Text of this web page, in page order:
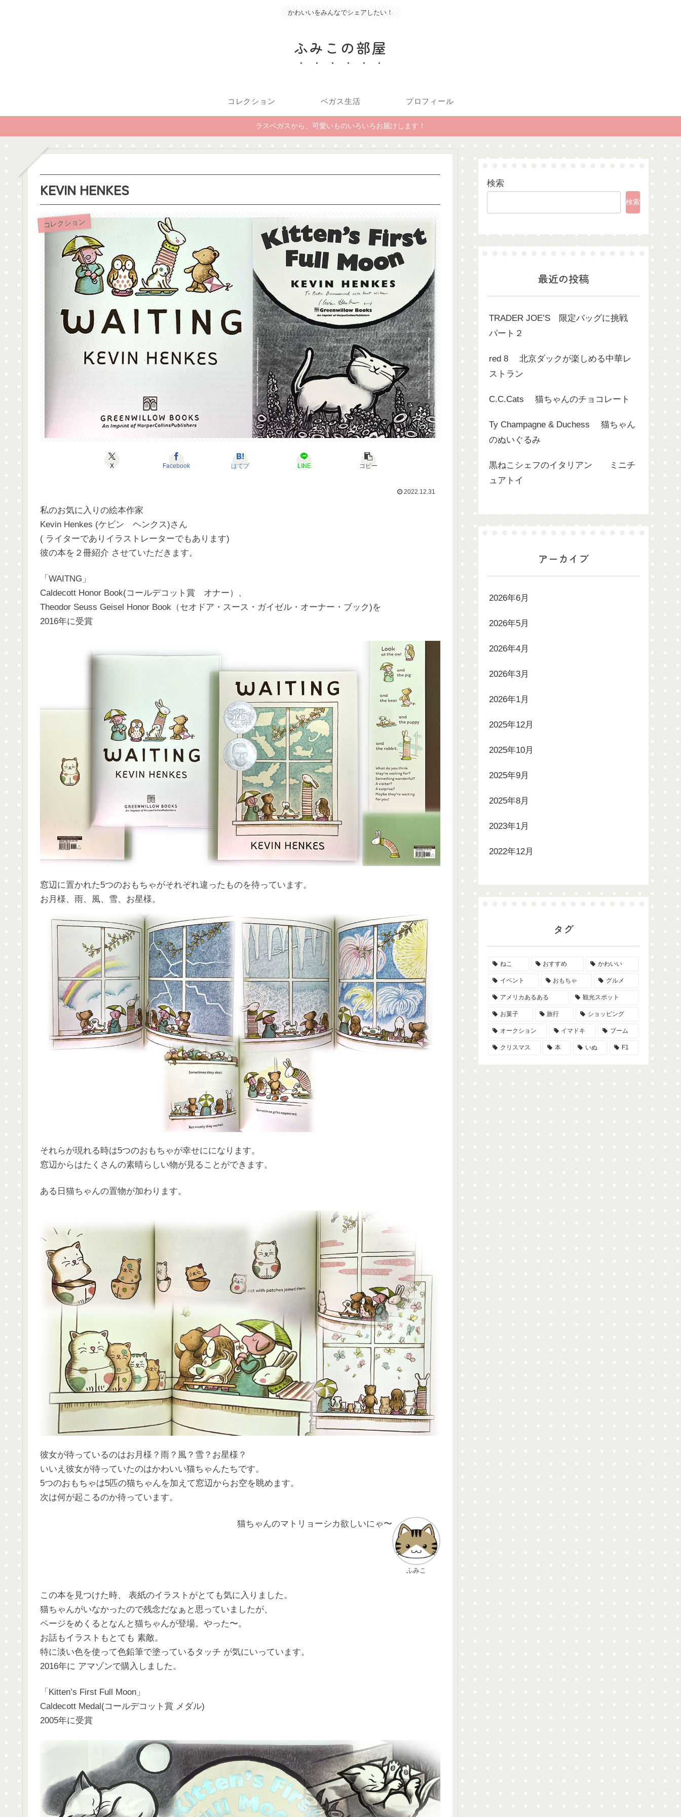
かわいいをみんなでシェアしたい！
ふみこの部屋
コレクション ベガス生活 プロフィール
ラスベガスから、可愛いものいろいろお届けします！
KEVIN HENKES
コレクション
X Facebook はてブ LINE コピー
2022.12.31
私のお気に入りの絵本作家
Kevin Henkes (ケビン ヘンクス)さん
( ライターでありイラストレーターでもあります)
彼の本を２冊紹介 させていただきます。
「WAITNG」
Caldecott Honor Book(コールデコット賞 オナー）、
Theodor Seuss Geisel Honor Book（セオドア・スース・ガイゼル・オーナー・ブック)を
2016年に受賞
窓辺に置かれた5つのおもちゃがそれぞれ違ったものを待っています。
お月様、雨、風、雪、お星様。
それらが現れる時は5つのおもちゃが幸せにになります。
窓辺からはたくさんの素晴らしい物が見ることができます。
ある日猫ちゃんの置物が加わります。
彼女が待っているのはお月様？雨？風？雪？お星様？
いいえ彼女が待っていたのはかわいい猫ちゃんたちです。
5つのおもちゃは5匹の猫ちゃんを加えて窓辺からお空を眺めます。
次は何が起こるのか待っています。
ふみこ
猫ちゃんのマトリョーシカ欲しいにゃ〜
この本を見つけた時、 表紙のイラストがとても気に入りました。
猫ちゃんがいなかったので残念だなぁと思っていましたが、
ページをめくるとなんと猫ちゃんが登場。やった〜。
お話もイラストもとても 素敵。
特に淡い色を使って色鉛筆で塗っているタッチ が気にいっています。
2016年に アマゾンで購入しました。
「Kitten’s First Full Moon」
Caldecott Medal(コールデコット賞 メダル)
2005年に受賞
検索
検索
最近の投稿
TRADER JOE’S 限定バッグに挑戦
パート２
red 8 北京ダックが楽しめる中華レ
ストラン
C.C.Cats 猫ちゃんのチョコレート
Ty Champagne & Duchess 猫ちゃん
のぬいぐるみ
黒ねこシェフのイタリアン ミニチ
ュアトイ
アーカイブ
2026年6月
2026年5月
2026年4月
2026年3月
2026年1月
2025年12月
2025年10月
2025年9月
2025年8月
2023年1月
2022年12月
タグ
ねこ おすすめ かわいい
イベント おもちゃ グルメ
アメリカあるある 観光スポット
お菓子 旅行 ショッピング
オークション イマドキ ブーム
クリスマス 本 いぬ F1